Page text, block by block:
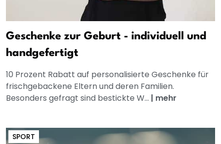
Geschenke zur Geburt - individuell und
handgefertigt
10 Prozent Rabatt auf personalisierte Geschenke für
frischgebackene Eltern und deren Familien.
Besonders gefragt sind bestickte W... | mehr
SPORT